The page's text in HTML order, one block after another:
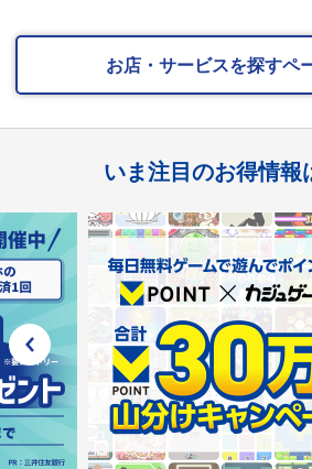
お店・サービスを探すペ
いま注目のお得情報